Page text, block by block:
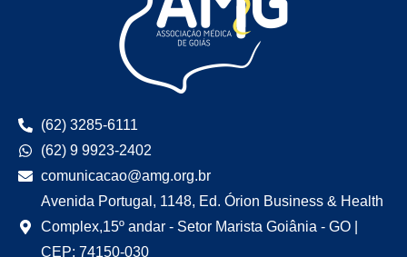
(62) 3285-6111
(62) 9 9923-2402
comunicacao@amg.org.br
Avenida Portugal, 1148, Ed. Órion Business & Health
Complex,15º andar - Setor Marista Goiânia - GO |
CEP: 74150-030